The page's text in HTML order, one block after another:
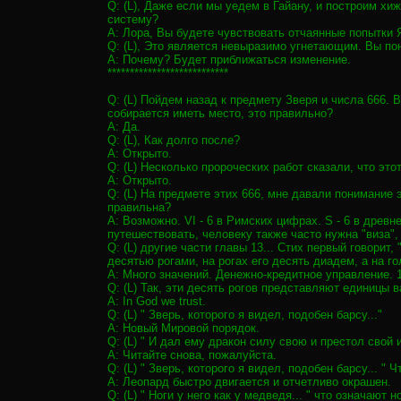
Q: (L), Даже если мы уедем в Гайану, и построим
систему?
A: Лора, Вы будете чувствовать отчаянные
Q: (L), Это является невыразимо угнетающим. Вы
A: Почему? Будет приближаться изменение.
***************************
Q: (L) Пойдем назад к предмету Зверя и числа 666.
собирается иметь место, это правильно?
A: Да.
Q: (L), Как долго после?
A: Открыто.
Q: (L) Несколько пророческих работ сказали, что
A: Открыто.
Q: (L) На предмете этих 666, мне давали понимание
правильна?
A: Возможно. VI - 6 в Римских цифрах. S - 6 в
путешествовать, человеку также часто нужна
Q: (L) другие части главы 13... Стих первый
десятью рогами, на рогах его десять диадем, а на
A: Много значений. Денежно-кредитное
Q: (L) Так, эти десять рогов представляют единицы
A: In God we trust.
Q: (L) " Зверь, которого я видел, подобен барсу..."
A: Новый Мировой порядок.
Q: (L) " И дал ему дракон силу свою и престол свой
A: Читайте снова, пожалуйста.
Q: (L) " Зверь, которого я видел, подобен барсу... "
A: Леопард быстро двигается и отчетливо окрашен.
Q: (L) " Ноги у него как у медведя... " что означают